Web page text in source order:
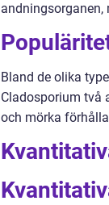
andningsorganen,
Bland de olika
Cladosporium två
och mörka